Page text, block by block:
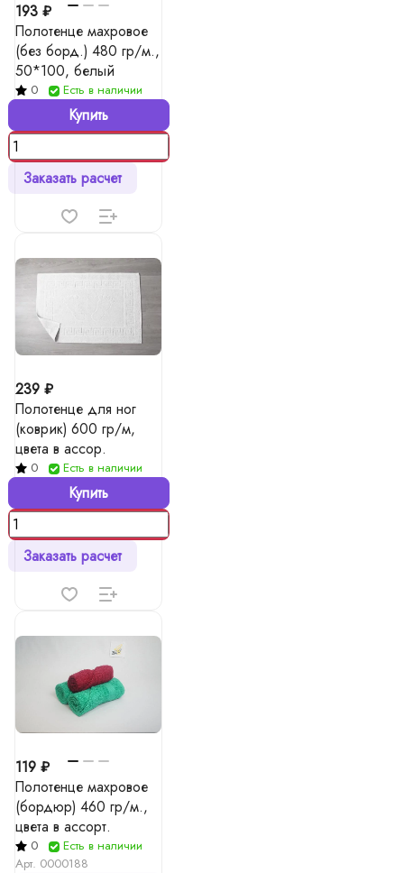
193 ₽
Полотенце махровое
(без борд.) 480 гр/м.,
50*100, белый
0 Есть в наличии
Купить
Заказать расчет
239 ₽
Полотенце для ног
(коврик) 600 гр/м,
цвета в ассор.
0 Есть в наличии
Купить
Заказать расчет
119 ₽
Полотенце махровое
(бордюр) 460 гр/м.,
цвета в ассорт.
0
Есть в наличии
Арт. 0000188